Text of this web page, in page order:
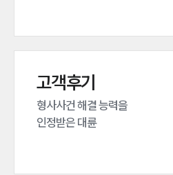
고객후기
형사사건 해결 능력을
인정받은 대륜